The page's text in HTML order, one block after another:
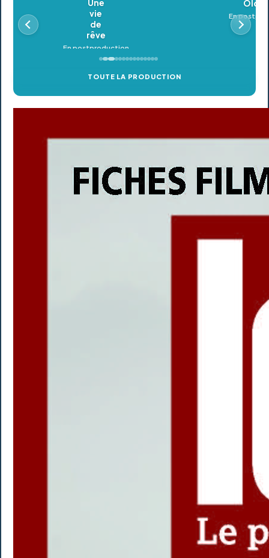
Oldeupe
En postproduction
TOUTE LA PRODUCTION